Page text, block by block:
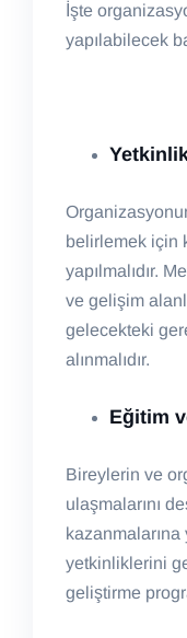
İşte
yapılabilecek
belirlemek için
yapılmalıdır.
ve gelişim
gelecekteki
alınmalıdır.
Eğitim
Bireylerin ve
ulaşmalarını
kazanmalarına
yetkinliklerini
geliştirme